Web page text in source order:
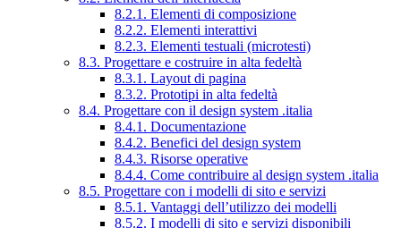
8.2.1. Elementi di composizione
8.2.2. Elementi interattivi
8.2.3. Elementi testuali (microtesti)
8.3. Progettare e costruire in alta fedeltà
8.3.1. Layout di pagina
8.3.2. Prototipi in alta fedeltà
8.4. Progettare con il design system .italia
8.4.1. Documentazione
8.4.2. Benefici del design system
8.4.3. Risorse operative
8.4.4. Come contribuire al design system .italia
8.5. Progettare con i modelli di sito e servizi
8.5.1. Vantaggi dell’utilizzo dei modelli
8.5.2. I modelli di sito e servizi disponibili